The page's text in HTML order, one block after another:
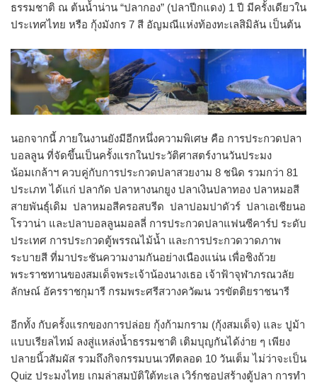
ธรรมชาติ ณ ต้นน้ำน่าน “ปลากอง” (ปลาปีกแดง) 1 ปี มีครั้งเดียวใน
ประเทศไทย หรือ กุ้งมังกร 7 สี อัญมณีแห่งท้องทะเลสิมิลัน เป็นต้น
นอกจากนี้ ภายในงานยังมีอีกหนึ่งความพิเศษ คือ การประกวดปลา
บอลลูน ที่จัดขึ้นเป็นครั้งแรกในประวัติศาสตร์งานวันประมง
น้อมเกล้าฯ ควบคู่กับการประกวดปลาสวยงาม 8 ชนิด รวมกว่า 81
ประเภท ได้แก่ ปลากัด ปลาหางนกยูง ปลาเงินปลาทอง ปลาหมอสี
สายพันธุ์เดิม ปลาหมอสีครอสบรีด ปลาปอมปาดัวร์ ปลาเอเชียนอ
โรวาน่า และปลาบอลลูนมอลลี่ การประกวดปลาแฟนซีคาร์ป ระดับ
ประเทศ การประกวดตู้พรรณไม้น้ำ และการประกวดวาดภาพ
ระบายสี ที่มาประชันความงามกันอย่างเนืองแน่น เพื่อชิงถ้วย
พระราชทานของสมเด็จพระเจ้าน้องนางเธอ เจ้าฟ้าจุฬาภรณวลัย
ลักษณ์ อัครราชกุมารี กรมพระศรีสวางควัฒน วรขัตติยราชนารี
อีกทั้ง กับครั้งแรกของการปล่อย กุ้งก้ามกราม (กุ้งสมเด็จ) และ ปูม้า
แบบเรียลไทม์ ลงสู่แหล่งน้ำธรรมชาติ เติมบุญกันได้ง่าย ๆ เพียง
ปลายนิ้วสัมผัส รวมถึงกิจกรรมบนเวทีตลอด 10 วันเต็ม ไม่ว่าจะเป็น
Quiz ประมงไทย เกมล่าสมบัติใต้ทะเล เวิร์กชอปสร้างตู้ปลา การทำ